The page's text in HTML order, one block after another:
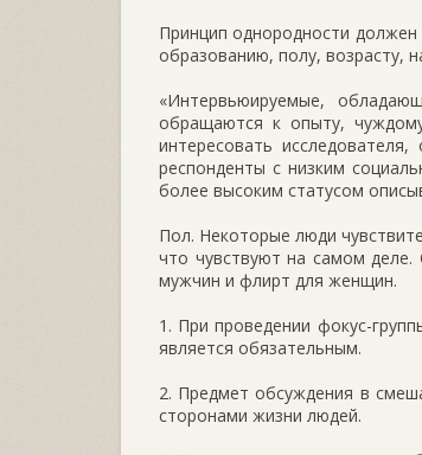
Принцип однородности
образованию, полу, возрасту,
«Интервьюируемые,
обращаются к опыту,
интересовать
респонденты с низким
более высоким статусом
Пол. Некоторые люди
что чувствуют на самом
мужчин и флирт для женщин.
1. При проведении фокус-
является обязательным.
2. Предмет обсуждения в
сторонами жизни людей.